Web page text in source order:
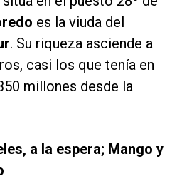
es la viuda del
. Su riqueza asciende a
casi los que tenía en
millones desde la
a la espera; Mango y